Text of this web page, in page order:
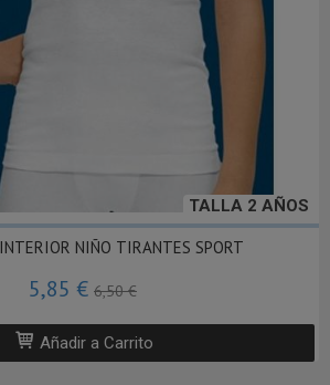
TALLA 2 AÑOS
NIÑO TIRANTES SPORT
5,85 € 6,50 €
Añadir a Carrito